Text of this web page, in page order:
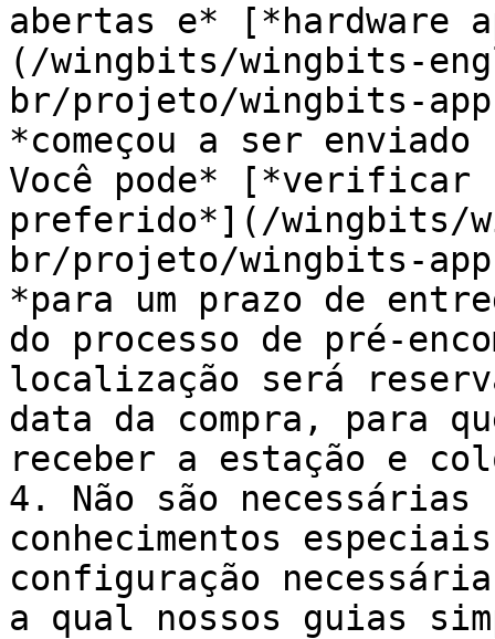
abertas e* [*hardware
(/wingbits/wingbits-
br/projeto/wingbits-
*começou a ser
Você pode* [*verificar
preferido*](/wingbits/
br/projeto/wingbits-
*para um prazo de
do processo de pré-
localização será
data da compra, para
receber a estação e
4. Não são
conhecimentos
configuração
a qual nossos guias